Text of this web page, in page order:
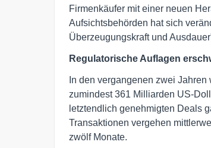
Firmenkäufer mit einer neuen
Aufsichtsbehörden hat sich
Überzeugungskraft und
Regulatorische Auflagen
In den vergangenen zwei
zumindest 361 Milliarden US-
letztendlich genehmigten Deals
Transaktionen vergehen
zwölf Monate.